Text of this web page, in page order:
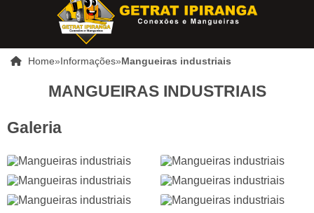
Home»Informações»Mangueiras industriais
MANGUEIRAS INDUSTRIAIS
Galeria